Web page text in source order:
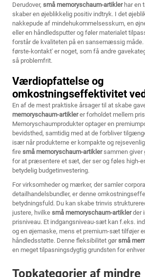
Derudover, små memoryschaum-artikler har en
skaber en øjeblikkelig positiv indtryk. I det
nakkepude af mindehukommelsesskum, en
eller en håndledsputter og føler materialet
forstår de kvaliteten på en sansemæssig måde.
første-kontakt' er noget, som få andre
så problemfrit.
Værdiopfattelse og
omkostningseffektivitet
En af de mest praktiske årsager til at skabe
memoryschaum-artiklerer forholdet mellem
Memoryschaumprodukter optager en
bevidsthed, samtidig med at de forbliver
især når produkterne er kompakte og
fire små memoryschaum-artiklersammen giver
for at præsentere et sæt, der ser og føles high-
betydelig budgetinvestering.
For virksomheder og mærker, der samler
detailhandelsbundler, er denne
betydningsfuld. Du kan skabe trinvis
justere, hvilke små memoryschaum-artiklerder
prisniveau. Et indgangsniveau-sæt kan f.eks.
og en øjemaske, mens et premium-sæt tilføjer
håndledsstøtte. Denne fleksibilitet gørsmå
en meget tilpasningsdygtig grundsten for
Topkategorier af mindre